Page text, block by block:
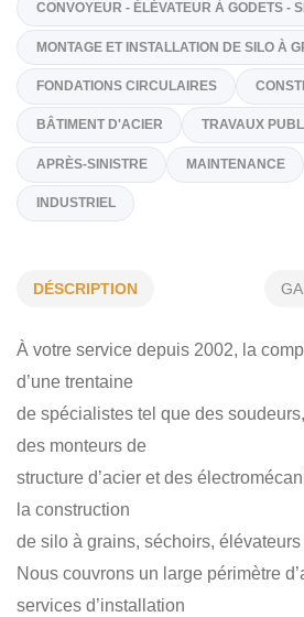
Sur Demande
info@aminstallations.ca
http://www.aminstallations.ca
Spécialités
CONVOYEUR - ÉLÉVATEUR À
FONDATIONS CIRCULAIRES
INDUSTRIEL
DÉSCRIPTION
À votre service depuis 2002, la
d’une trentaine
de spécialistes tel que des
des monteurs de
structure d’acier et des
la construction
de silo à grains, séchoirs, élévateurs
Nous couvrons un large périmètre
services d’installation